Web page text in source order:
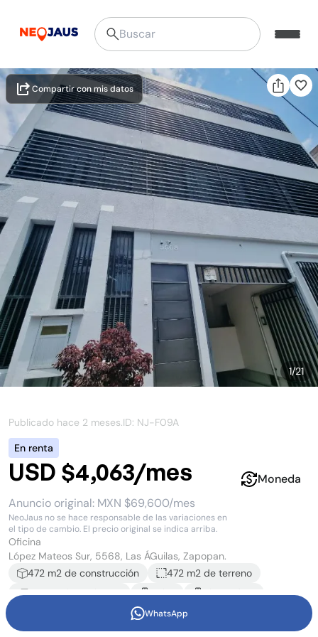
1/21
Compartir con mis datos
Publicado hace 2 meses.ID: NJ-F09A
En renta
USD $4,063/mes
Anuncio original: MXN $69,600/mes
NeoJaus no se hace responsable de las variaciones en
el tipo de cambio. El precio original se indica arriba.
Moneda
Oficina
López Mateos Sur, 5568, Las ÁGuilas, Zapopan.
472 m2 de construcción 472 m2 de terreno
6estacionamientos 1piso Piso4de4
WhatsApp